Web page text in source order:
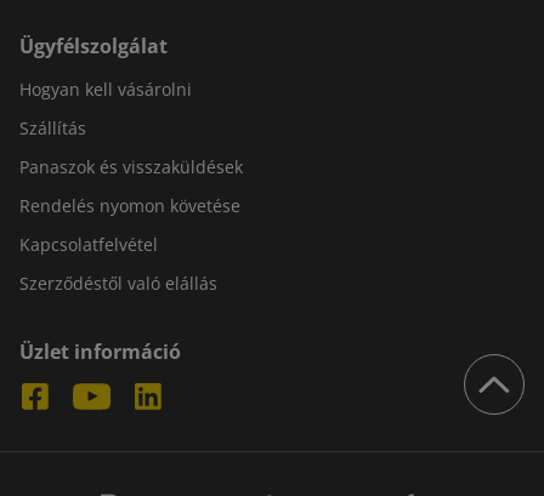
Ügyfélszolgálat
Hogyan kell vásárolni
Szállítás
Panaszok és visszaküldések
Rendelés nyomon követése
Kapcsolatfelvétel
Szerződéstől való elállás
Üzlet információ